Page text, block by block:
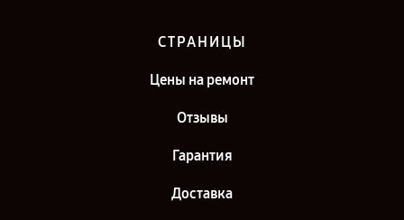
СТРАНИЦЫ
Цены на ремонт
Отзывы
Гарантия
Доставка